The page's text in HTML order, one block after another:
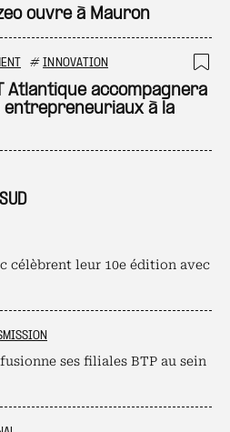
célèbrent leur 10e édition avec
ses filiales BTP au sein
ouvre à Mauron
# INNOVATION
Atlantique accompagnera
à la